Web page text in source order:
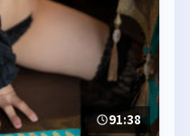
91:38